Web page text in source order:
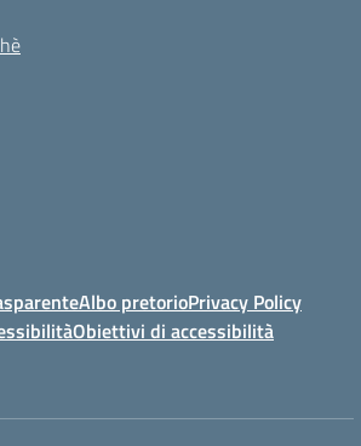
Albo pretorioPrivacy Policy
Obiettivi di accessibilità